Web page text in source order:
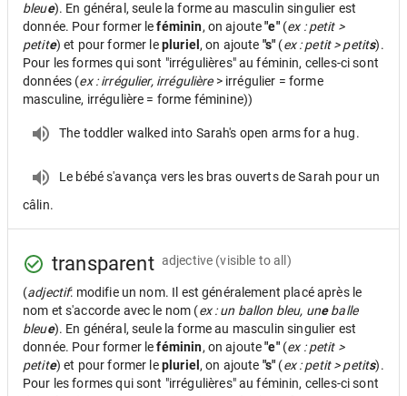
bleue). En général, seule la forme au masculin singulier est
donnée. Pour former leféminin, on ajoute"e"(ex : petit >
petite) et pour former lepluriel , on ajoute "s" (ex : petit > petits).
Pour les formes qui sont "irrégulières" au féminin, celles-ci sont
données (ex : irrégulier, irrégulière> irrégulier = forme
masculine, irrégulière = forme féminine))
The toddler walked into Sarah's open arms for a hug.
Le bébé s'avança vers les bras ouverts de Sarah pour un
câlin.
transparent adjective (visible to all)
(adjectif: modifie un nom. Il est généralement placé après le
nom et s'accorde avec le nom (ex : un ballon bleu, uneballe
bleue). En général, seule la forme au masculin singulier est
donnée. Pour former leféminin, on ajoute"e"(ex : petit >
petite) et pour former lepluriel , on ajoute "s" (ex : petit > petits).
Pour les formes qui sont "irrégulières" au féminin, celles-ci sont